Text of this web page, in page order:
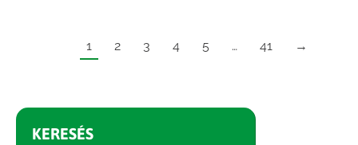
1 2 3 4 5 … 41 →
KERESÉS